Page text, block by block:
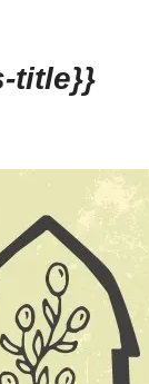
title}}